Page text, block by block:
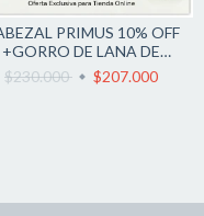
PRIMUS 10% OFF
+GORRO DE LANA DE
+ ENVIO GRATIS
$230.000 $207.000